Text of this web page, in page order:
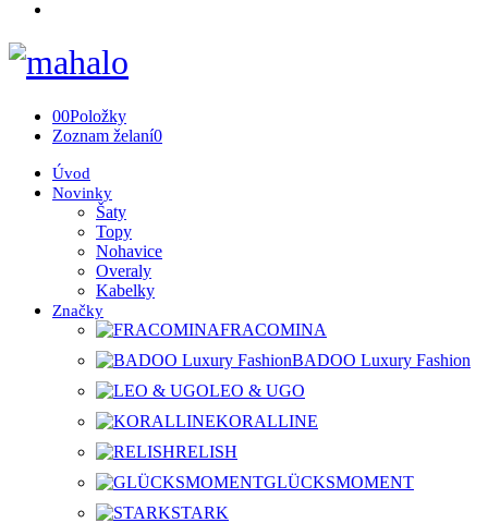
00Položky
Zoznam želaní0
Úvod
Novinky
Šaty
Topy
Nohavice
Overaly
Kabelky
Značky
FRACOMINA
BADOO Luxury Fashion
LEO & UGO
KORALLINE
RELISH
GLÜCKSMOMENT
STARK